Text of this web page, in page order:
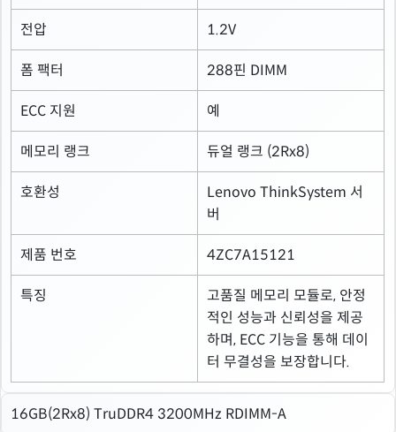
전압 1.2V
폼 팩터 288핀 DIMM
ECC 지원 예
메모리 랭크 듀얼 랭크 (2Rx8)
호환성
Lenovo ThinkSystem 서
버
제품 번호 4ZC7A15121
특징
고품질 메모리 모듈로, 안정
적인 성능과 신뢰성을 제공
하며, ECC 기능을 통해 데이
터 무결성을 보장합니다.
16GB(2Rx8) TruDDR4 3200MHz RDIMM-A